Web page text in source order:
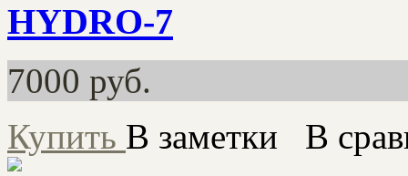
HYDRO-7
7000 руб.
Купить В заметки В